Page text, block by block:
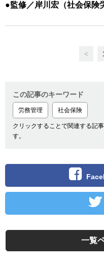
●監修／岸川宏（社会保険
<
この記事のキーワード
労務管理 社会保険
クリックすることで関連する記
す。
一覧